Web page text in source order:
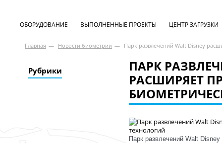
ОБОРУДОВАНИЕ ВЫПОЛНЕННЫЕ ПРОЕКТЫ ЦЕНТР ЗАГРУЗКИ
Главная — Новости биометрии — Парк развлечений Walt Disney
Рубрики
ПАРК
РАСШИРЯЕТ
Парк развлечений Walt